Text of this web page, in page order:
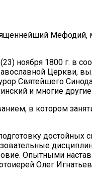
Мефодий,
ноября 1800 г. в
Церкви,
Святейшего
и многие другие.
в котором
Опытными
Олег